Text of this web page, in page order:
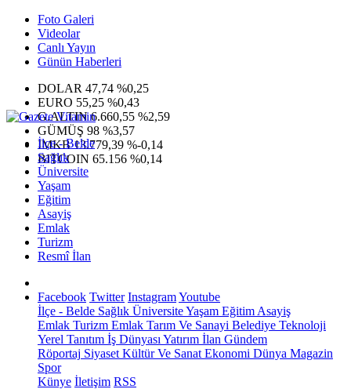
Foto Galeri
Videolar
Canlı Yayın
Günün Haberleri
DOLAR 47,74 %0,25
EURO 55,25 %0,43
G.ALTIN6.660,55 %2,59
GÜMÜŞ 98 %3,57
IMKB13.779,39 %-0,14
BITCOIN 65.156 %0,14
İlçe - Belde
Sağlık
Üniversite
Yaşam
Eğitim
Asayiş
Emlak
Turizm
Resmî İlan
Facebook Twitter InstagramYoutube
İlçe - Belde Sağlık ÜniversiteYaşam Eğitim Asayiş
Emlak Turizm Emlak Tarım Ve Sanayi Belediye Teknoloji
Yerel Tanıtım İş Dünyası Yatırım İlan Gündem
Röportaj Siyaset Kültür Ve Sanat Ekonomi Dünya Magazin
Spor
Künye İletişim RSS